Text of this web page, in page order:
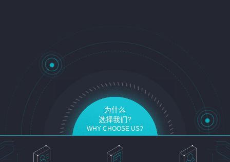
为什么
选择我们?
WHY CHOOSE US?